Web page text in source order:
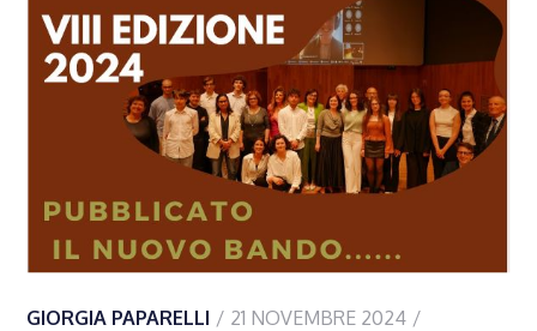
GIORGIA PAPARELLI
21 NOVEMBRE 2024